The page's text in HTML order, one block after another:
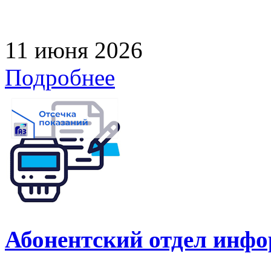
11 июня 2026
Подробнее
Абонентский отдел